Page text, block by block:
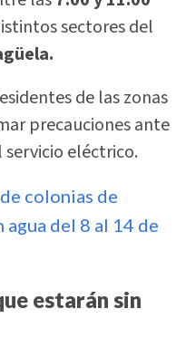
sectores del
de las zonas
precauciones ante
eléctrico.
colonias de
del 8 al 14 de
estarán sin